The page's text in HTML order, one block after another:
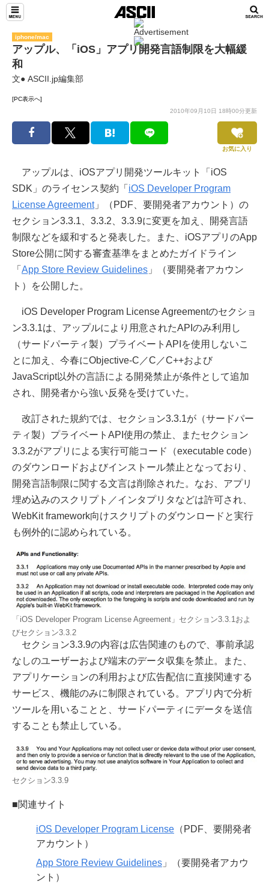
iphone/mac
アップル、「iOS」アプリ開発言語制限を大幅緩
和
文● ASCII.jp編集部
[PC表示へ]
2010年09月10日 18時00分更新
お気に入り
アップルは、iOSアプリ開発ツールキット「iOS
SDK」のライセンス契約「 iOS Developer Program
License Agreement」（PDF、要開発者アカウント）の
セクション3.3.1、3.3.2、3.3.9に変更を加え、開発言語
制限などを緩和すると発表した。また、iOSアプリのApp
Store公開に関する審査基準をまとめたガイドライン
「 App Store Review Guidelines 」（要開発者アカウン
ト）を公開した。
iOS Developer Program License Agreementのセクショ
ン3.3.1は、アップルにより用意されたAPIのみ利用し
（サードパーティ製）プライベートAPIを使用しないこ
とに加え、今春にObjective-C／C／C++および
JavaScript以外の言語による開発禁止が条件として追加
され、開発者から強い反発を受けていた。
改訂された規約では、セクション3.3.1が（サードパー
ティ製）プライベートAPI使用の禁止、またセクション
3.3.2がアプリによる実行可能コード（executable code）
のダウンロードおよびインストール禁止となっており、
開発言語制限に関する文言は削除された。なお、アプリ
埋め込みのスクリプト／インタプリタなどは許可され、
WebKit framework向けスクリプトのダウンロードと実行
も例外的に認められている。
「iOS Developer Program License Agreement」セクション3.3.1およ
びセクション3.3.2
セクション3.3.9の内容は広告関連のもので、事前承認
なしのユーザーおよび端末のデータ収集を禁止。また、
アプリケーションの利用および広告配信に直接関連する
サービス、機能のみに制限されている。アプリ内で分析
ツールを用いることと、サードパーティにデータを送信
することも禁止している。
セクション3.3.9
■関連サイト
iOS Developer Program License （PDF、要開発者
アカウント）
App Store Review Guidelines 」（要開発者アカウ
ント）